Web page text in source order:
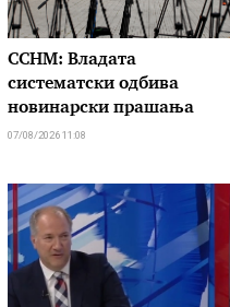
ССНМ: Владата
систематски одбива
новинарски прашања
07/08/2026 11:08